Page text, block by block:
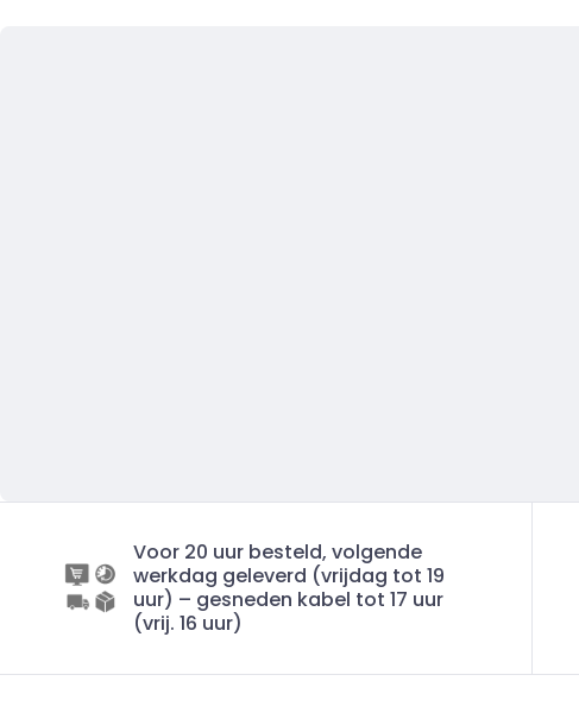
Voor 20 uur besteld, volgende
werkdag geleverd (vrijdag tot 19
uur) – gesneden kabel tot 17 uur
(vrij. 16 uur)